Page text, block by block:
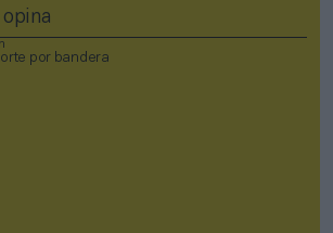
por bandera